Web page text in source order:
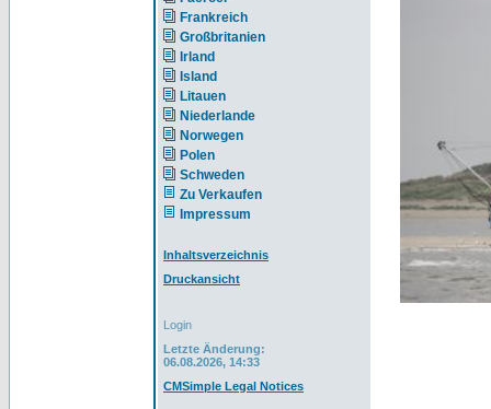
Frankreich
Großbritanien
Irland
Island
Litauen
Niederlande
Norwegen
Polen
Schweden
Zu Verkaufen
Impressum
Inhaltsverzeichnis
Druckansicht
Login
Letzte Änderung:
06.08.2026, 14:33
CMSimple Legal Notices